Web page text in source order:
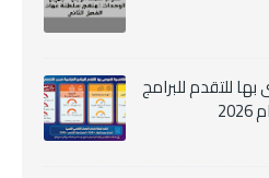
للتقدم للبرامج